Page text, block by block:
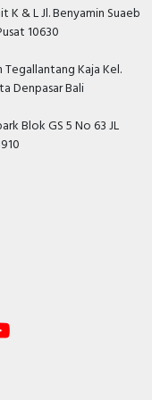
K & L Jl. Benyamin Suaeb
10630
Tegallantang Kaja Kel.
Denpasar Bali
Blok GS 5 No 63 JL